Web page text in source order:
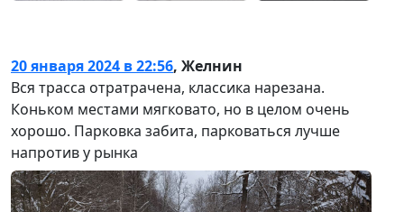
20 января 2024 в 22:56, Желнин
Вся трасса отратрачена, классика нарезана.
Коньком местами мягковато, но в целом очень
хорошо. Парковка забита, парковаться лучше
напротив у рынка